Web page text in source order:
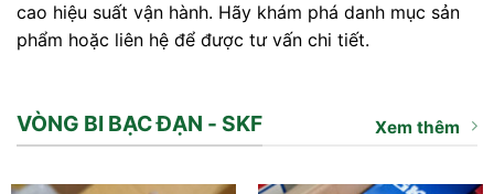
cao hiệu suất vận hành. Hãy khám phá danh mục sản
phẩm hoặc liên hệ để được tư vấn chi tiết.
VÒNG BI BẠC ĐẠN - SKF Xem thêm